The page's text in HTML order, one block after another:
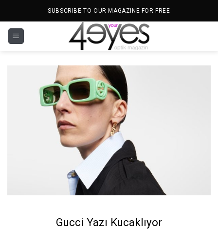
SUBSCRIBE TO OUR MAGAZINE FOR FREE
Gucci Yazı Kucaklıyor